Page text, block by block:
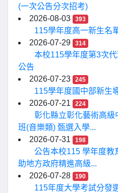
(一次公告分次招考)
2026-08-03
393
115學年度高一新生名
2026-07-29
314
本校115學年度第3次
公告
2026-07-23
245
115學年度國中部新生
2026-07-21
224
彰化縣立彰化藝術高
班(音樂類) 甄選入學...
2026-07-31
198
公告本校115 學年度教
助地方政府精進高級...
2026-07-28
190
115年度大學考試分發